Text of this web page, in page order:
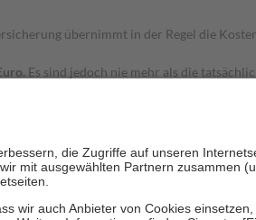
übernimmt in der Regel die
Es sind jedoch nie mehr als die
Zuzahlungen an bei: